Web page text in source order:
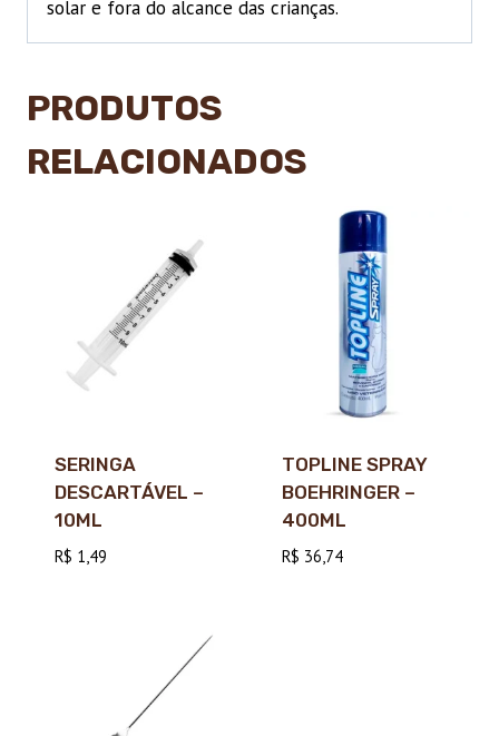
solar e fora do alcance das crianças.
PRODUTOS
RELACIONADOS
SERINGA
DESCARTÁVEL –
10ML
R$ 1,49
TOPLINE SPRAY
BOEHRINGER –
400ML
R$ 36,74